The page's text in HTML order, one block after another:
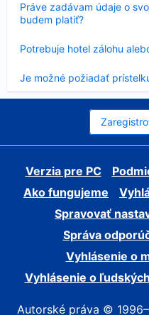
Práve zadávam údaje o
budem platiť?
sa
Potrebuje hotel zálohu
sa
Je možné požiadať
sa
Verzia pre PC
Ako fungujeme
Spravovať
Správa
Vyhlásenie o
Vyhlásenie o
Autorské práva ©